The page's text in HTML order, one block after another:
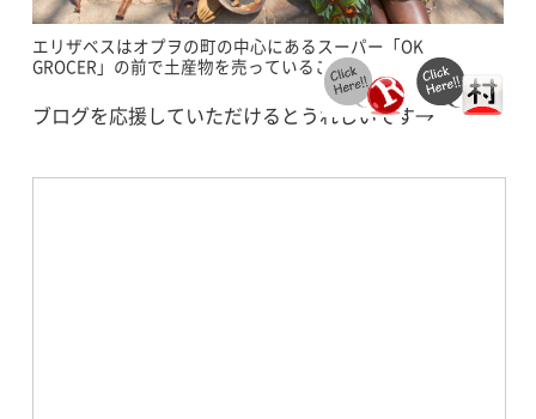
エリザベスはオプヲの町の中心にあるスーパー「OK
GROCER」の前で土産物を売っていることもある
ブログを応援していただけるとうれしいです→